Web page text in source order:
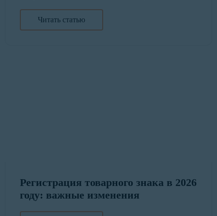
Читать статью
Регистрация товарного знака в 2026
году: важные изменения